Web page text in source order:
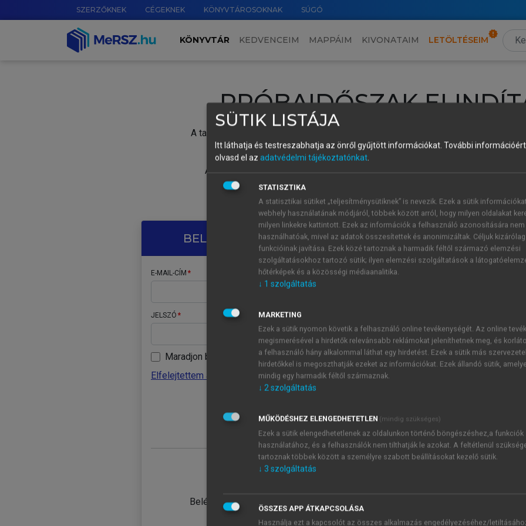
SZERZŐKNEK CÉGEKNEK KÖNYVTÁROSOKNAK SÚGÓ
KÖNYVTÁR KEDVENCEIM MAPPÁIM KIVONATAIM LETÖLTÉSEIM
PRÓBAIDŐSZAK
A tartalom megtekintéséhez lépj be a saját fiókoddal, iskolai azonosítóddal vagy
Új felhasználóként1 óra díjmentes hozzáférésrevagy
A próbaidőszak elindításához,
vagy hozz
A regisztráció után a
BELÉPÉS SAJÁT FIÓKKAL
E-MAIL-CÍM
JELSZÓ
Maradjon belépve
Elfelejtettem a jelszavamat
Belépés intézményi azonosítóval
ÚJ FIÓK
1 óra
JELSZÓ
Kérek értesítést a MeRSZ
Kérek értesítést az
SÜTIK LISTÁJA
Itt láthatja és testreszabhatja az önről gyűjtött információkat. További
olvasd el az adatvédelmi tájékoztatónkat.
STATISZTIKA
A statisztikai sütiket „teljesítménysütiknek” is nevezik. Ezek a sütik
webhely használatának módjáról, többek között arról, hogy milyen oldalakat
milyen linkekre kattintott. Ezek az információk a felhasználó azonosítására nem
használhatóak, mivel az adatok összesítettek és anonimizáltak. Céljuk
funkcióinak javítása. Ezek közé tartoznak a harmadik féltől származó elemzési
szolgáltatásokhoz tartozó sütik; ilyen elemzési szolgáltatások a
hőtérképek és a közösségi médiaanalitika.
↓ 1 szolgáltatás
MARKETING
Ezek a sütik nyomon követik a felhasználó online tevékenységét. Az online
megismerésével a hirdetők relevánsabb reklámokat jeleníthetnek meg, és
a felhasználó hány alkalommal láthat egy hirdetést. Ezek a sütik más
hirdetőkkel is megoszthatják ezeket az információkat. Ezek állandó sütik,
mindig egy harmadik féltől származnak.
↓ 2szolgáltatás
MŰKÖDÉSHEZ ELENGEDHETETLEN (mindig szükséges)
Ezek a sütik elengedhetetlenek az oldalunkon történő böngészéshez,a funkciók
használatához, és a felhasználók nem tilthatják le azokat. A feltétlenül
tartoznak többek között a személyre szabott beállításokat kezelő sütik.
↓ 3 szolgáltatás
ÖSSZES APP ÁTKAPCSOLÁSA
Használja ezt a kapcsolót az összes alkalmazás engedélyezéséhez/